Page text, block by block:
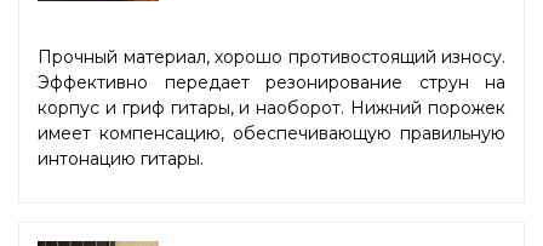
Прочный материал, хорошо противостоящий износу.
Эффективно передает резонирование струн на
корпус и гриф гитары, и наоборот. Нижний порожек
имеет компенсацию, обеспечивающую правильную
интонацию гитары.